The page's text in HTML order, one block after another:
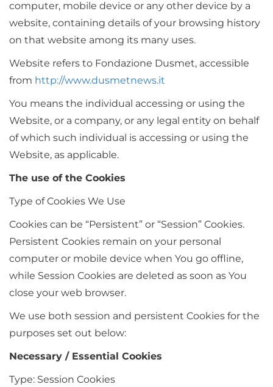
computer, mobile device or any other device by a
website, containing details of your browsing history
on that website among its many uses.
Website refers to Fondazione Dusmet, accessible
from http://www.dusmetnews.it
You means the individual accessing or using the
Website, or a company, or any legal entity on behalf
of which such individual is accessing or using the
Website, as applicable.
The use of the Cookies
Type of Cookies We Use
Cookies can be “Persistent” or “Session” Cookies.
Persistent Cookies remain on your personal
computer or mobile device when You go offline,
while Session Cookies are deleted as soon as You
close your web browser.
We use both session and persistent Cookies for the
purposes set out below:
Necessary / Essential Cookies
Type: Session Cookies